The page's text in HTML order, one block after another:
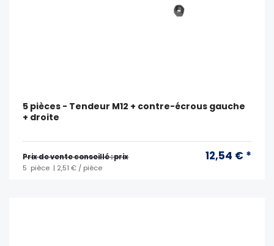
5 pièces - Tendeur M12 + contre-écrous gauche
+ droite
Prix ​​de vente conseillé : prix 12,54 € *
5 pièce | 2,51 € / pièce